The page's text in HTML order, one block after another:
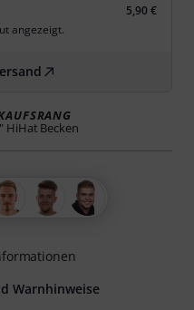
5,90 €
angezeigt.
HiHat Becken
Warnhinweise